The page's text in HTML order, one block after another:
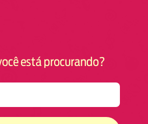
está procurando?